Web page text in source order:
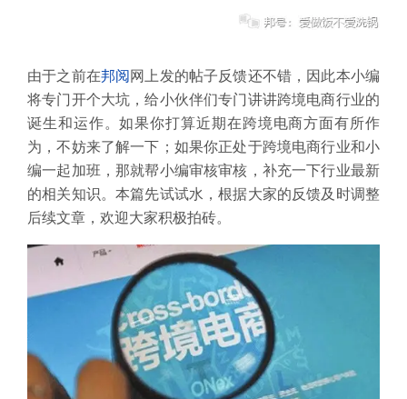
由于之前在邦阅 网上发的帖子反馈还不错，因此本小编
将专门开个大坑，给小伙伴们专门讲讲跨境电商行业的
诞生和运作。如果你打算近期在跨境电商方面有所作
为，不妨来了解一下；如果你正处于跨境电商行业和小
编一起加班，那就帮小编审核审核，补充一下行业最新
的相关知识。本篇先试试水，根据大家的反馈及时调整
后续文章，欢迎大家积极拍砖。